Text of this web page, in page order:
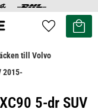
Favoriter
Kundvagn
till Volvo
2015-
5-dr SUV